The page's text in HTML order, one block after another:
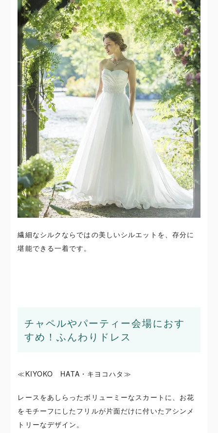
繊細なシルクならではの美しいシルエットを、存分に
堪能できる一着です。
チャペルやパーティー会場におす
すめ！ふんわりドレス
≪KIYOKO HATA・キヨコハタ≫
レースをあしらったボリューミーなスカートに、お花
をモチーフにしたフリルが片面だけに付いたアシンメ
トリーなデザイン。